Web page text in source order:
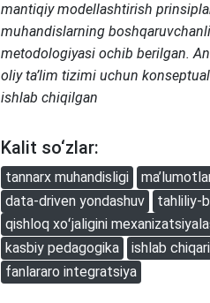
mantiqiy modellashtirish
muhandislarning
metodologiyasi ochib berilgan.
oliy ta’lim tizimi uchun
ishlab chiqilgan
Kalit so‘zlar:
tannarx muhandisligi
data-driven yondashuv
tahliliy-
qishloq xoʻjaligini
kasbiy pedagogika
ishlab
fanlararo integratsiya